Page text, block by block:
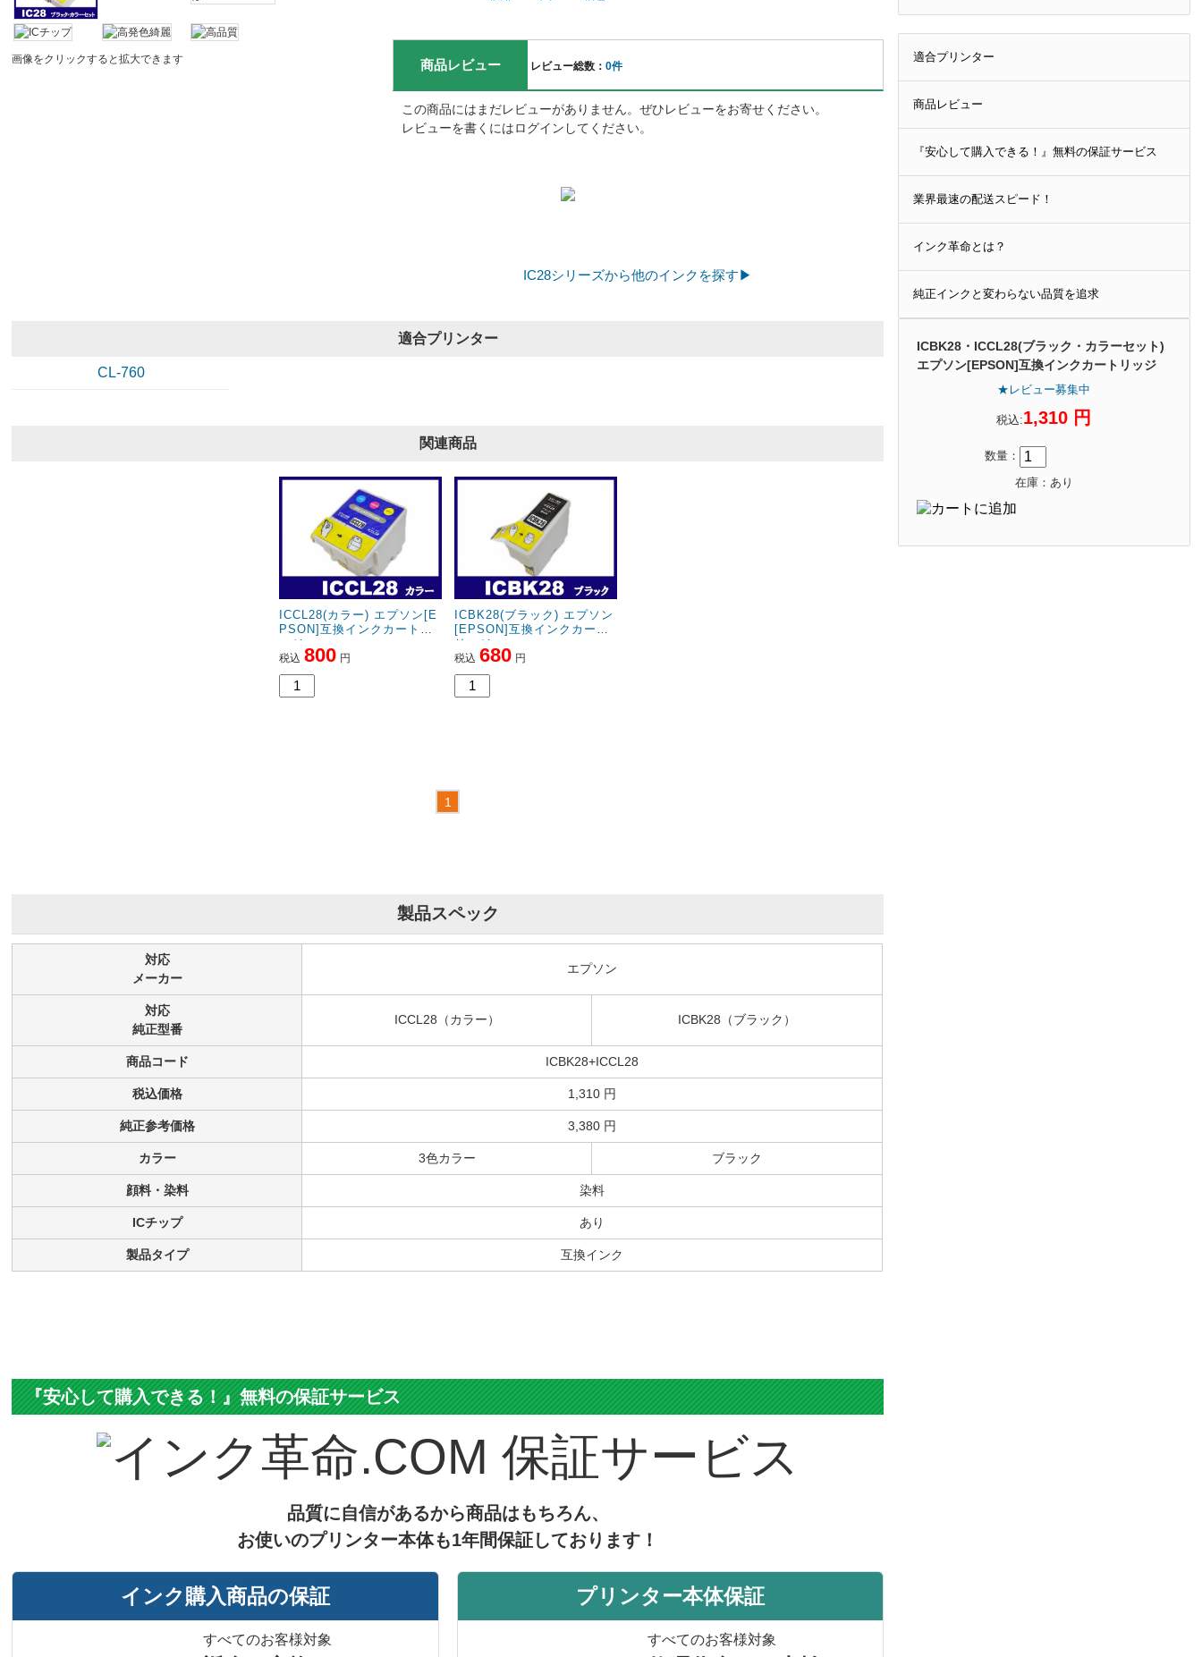
適合プリンター
商品レビュー
『安心して購入できる！』無料の保証サービス
業界最速の配送スピード！
インク革命とは？
純正インクと変わらない品質を追求
ICBK28・ICCL28(ブラック・カラーセット)
エプソン[EPSON]互換インクカートリッジ
★レビュー募集中
税込:1,310 円
数量：
在庫：あり
画像をクリックすると拡大できます 商品レビュー レビュー総数： 0件
この商品にはまだレビューがありません。ぜひレビューをお寄せください。
レビューを書くにはログインしてください。
IC28シリーズから他のインクを探す▶
適合プリンター
CL-760
関連商品
ICCL28(カラー) エプソン[E
PSON]互換インクカートリ
ッジ
税込 800 円
ICBK28(ブラック) エプソン
[EPSON]互換インクカート
リッジ
税込 680 円
製品スペック
対応
メーカー
エプソン
対応
純正型番
ICCL28（カラー） ICBK28（ブラック）
商品コード ICBK28+ICCL28
税込価格 1,310 円
純正参考価格 3,380 円
カラー 3色カラー ブラック
顔料・染料 染料
ICチップ あり
製品タイプ 互換インク
『安心して購入できる！』無料の保証サービス
保証サービス
品質に自信があるから商品はもちろん、
お使いのプリンター本体も1年間保証しております！
インク購入商品の保証
すべてのお客様対象
プリンター本体保証
すべてのお客様対象